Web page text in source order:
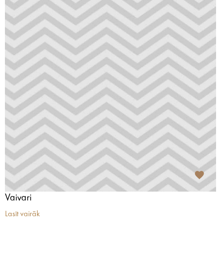
Vaivari
Lasīt vairāk